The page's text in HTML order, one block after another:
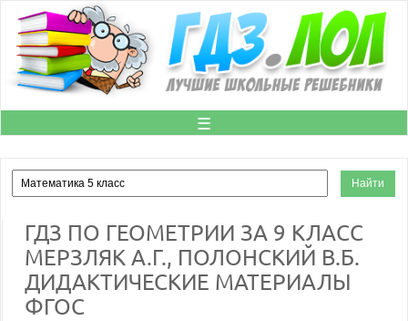
☰
ГДЗ ПО ГЕОМЕТРИИ ЗА 9 КЛАСС
МЕРЗЛЯК А.Г., ПОЛОНСКИЙ В.Б.
ДИДАКТИЧЕСКИЕ МАТЕРИАЛЫ
ФГОС